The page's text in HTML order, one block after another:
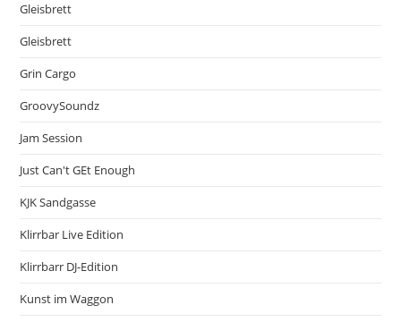
Gleisbrett
Gleisbrett
Grin Cargo
GroovySoundz
Jam Session
Just Can't GEt Enough
KJK Sandgasse
Klirrbar Live Edition
Klirrbarr DJ-Edition
Kunst im Waggon